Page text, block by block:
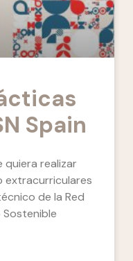
Spain
quiera realizar
extracurriculares
de la Red
Sostenible